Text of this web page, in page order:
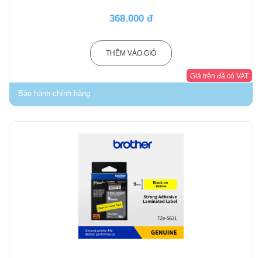
368.000 đ
THÊM VÀO GIỎ
Bảo hành chính hãng
Giá trên đã có VAT